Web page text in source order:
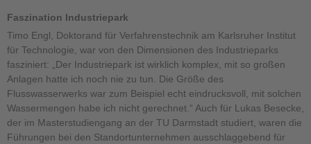
Faszination Industriepark
Timo Engl, Doktorand für Verfahrenstechnik am Karlsruher Institut
für Technologie, war von den Dimensionen des Industrieparks
fasziniert: „Der Industriepark ist wirklich komplex, mit so großen
Anlagen hatte ich noch nie zu tun. Die Größe des
Flusswasserwerks war zum Beispiel echt eindrucksvoll, mit solchen
Wassermengen habe ich nicht gerechnet.“ Auch für Lukas Besecke,
der im Masterstudiengang an der TU Darmstadt studiert, waren die
Führungen bei den Standortunternehmen ausschlaggebend für